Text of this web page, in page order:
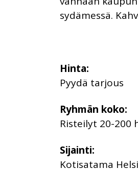
sydämessä.
Hinta:
Pyydä tarjous
Ryhmän koko:
Risteilyt 20-200
Sijainti:
Kotisatama